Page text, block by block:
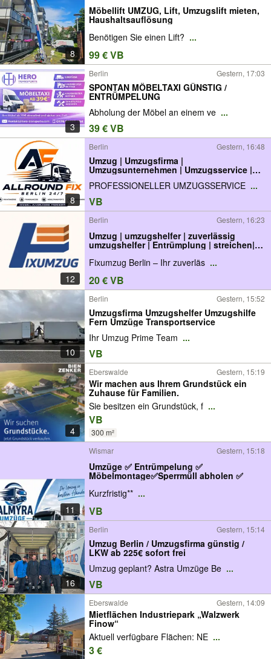
8
Möbellift UMZUG, Lift, Umzugslift mieten,
Haushaltsauflösung
Benötigen Sie einen Lift? ...
99 € VB
3
Berlin Gestern, 17:03
SPONTAN MÖBELTAXI GÜNSTIG /
ENTRÜMPELUNG
Abholung der Möbel an einem ve ...
39 € VB
8
Berlin Gestern, 16:48
Umzug | Umzugsfirma |
Umzugsunternehmen | Umzugsservice |
Möbeltransport | Umzugshelfer |
Transporter mit Fahrer | Transportservice |
Möbeltaxi | Deutschlandweite Umzüge
PROFESSIONELLER UMZUGSSERVICE ...
VB
12
Berlin Gestern, 16:23
Umzug | umzugshelfer | zuverlässig
umzugshelfer | Entrümplung | streichen|
Umzugsfirma
Fixumzug Berlin – Ihr zuverläs ...
20 € VB
10
Berlin Gestern, 15:52
Umzugsfirma Umzugshelfer Umzugshilfe
Fern Umzüge Transportservice
Ihr Umzug Prime Team ...
VB
4
Eberswalde Gestern, 15:19
Wir machen aus Ihrem Grundstück ein
Zuhause für Familien.
Sie besitzen ein Grundstück, f ...
VB
300 m²
11
Wismar Gestern, 15:18
Umzüge ✅ Entrümpelung ✅
Möbelmontage✅Sperrmüll abholen ✅
Kurzfristig** ...
VB
16
Berlin Gestern, 15:14
Umzug Berlin / Umzugsfirma günstig /
LKW ab 225€ sofort frei
Umzug geplant? Astra Umzüge Be ...
VB
Eberswalde Gestern, 14:09
Mietflächen Industriepark „Walzwerk
Finow“
Aktuell verfügbare Flächen: NE ...
3 €